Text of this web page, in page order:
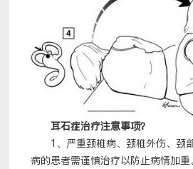
耳石症治疗注意事项？
1、严重颈椎病、颈椎外伤、颈
病的患者需谨慎治疗以防止病情加